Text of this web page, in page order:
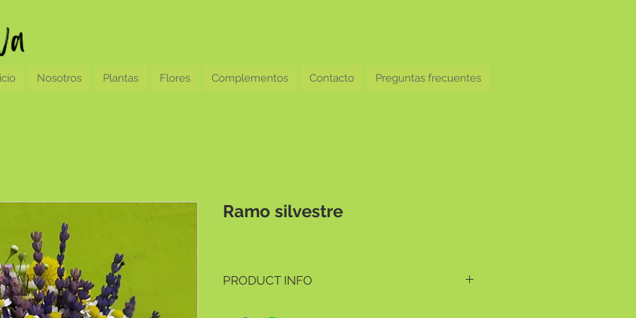
Nosotros Plantas Flores Complementos Contacto Preguntas frecuentes
Ramo silvestre
PRODUCT INFO